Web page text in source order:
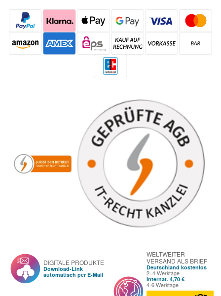
DIGITALE PRODUKTE
Download-Link
automatisch per E-Mail
WELTWEITER
VERSAND ALS BRIEF
Deutschland kostenlos
2–4 Werktage
Internat. 4,70 €
4-6 Werktage